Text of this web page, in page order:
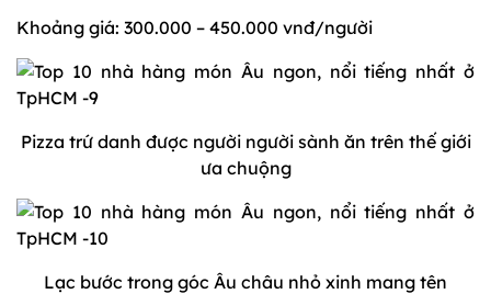
Khoảng giá: 300.000 – 450.000 vnđ/người
Pizza trứ danh được người người sành ăn trên thế giới
ưa chuộng
Lạc bước trong góc Âu châu nhỏ xinh mang tên